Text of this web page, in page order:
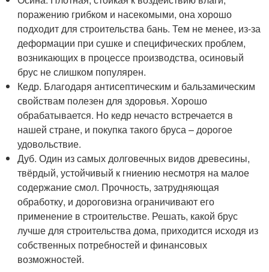
поражению грибком и насекомыми, она хорошо
подходит для строительства бань. Тем не менее, из-за
деформации при сушке и специфических проблем,
возникающих в процессе производства, осиновый
брус не слишком популярен.
Кедр. Благодаря антисептическим и бальзамическим
свойствам полезен для здоровья. Хорошо
обрабатывается. Но кедр нечасто встречается в
нашей стране, и покупка такого бруса – дорогое
удовольствие.
Дуб. Один из самых долговечных видов древесины,
твёрдый, устойчивый к гниению несмотря на малое
содержание смол. Прочность, затрудняющая
обработку, и дороговизна ограничивают его
применение в строительстве. Решать, какой брус
лучше для строительства дома, приходится исходя из
собственных потребностей и финансовых
возможностей.